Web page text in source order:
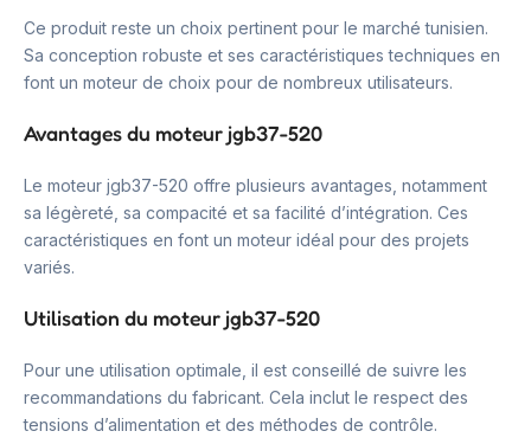
Ce produit reste un choix pertinent pour le marché tunisien.
Sa conception robuste et ses caractéristiques techniques en
font un moteur de choix pour de nombreux utilisateurs.
Avantages du moteur jgb37-520
Le moteur jgb37-520 offre plusieurs avantages, notamment
sa légèreté, sa compacité et sa facilité d’intégration. Ces
caractéristiques en font un moteur idéal pour des projets
variés.
Utilisation du moteur jgb37-520
Pour une utilisation optimale, il est conseillé de suivre les
recommandations du fabricant. Cela inclut le respect des
tensions d’alimentation et des méthodes de contrôle.